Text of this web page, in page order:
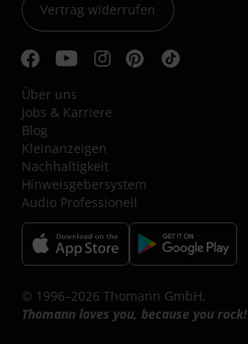
Vertrag widerrufen
Über uns
Jobs & Karriere
Blog
Kleinanzeigen
Nachhaltigkeit
Hinweisgebersystem
Audio Professionell
© 1996–2026 Thomann GmbH.
Thomann loves you, because you rock!